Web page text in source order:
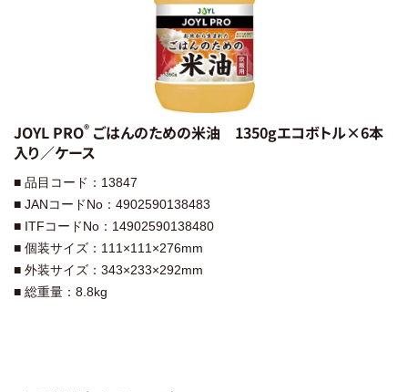
JOYL PRO®︎ ごはんのための米油 1350gエコボトル×6本
入り／ケース
■ 品目コード：13847
■ JANコードNo：4902590138483
■ ITFコードNo：14902590138480
■ 個装サイズ：111×111×276mm
■ 外装サイズ：343×233×292mm
■ 総重量：8.8kg